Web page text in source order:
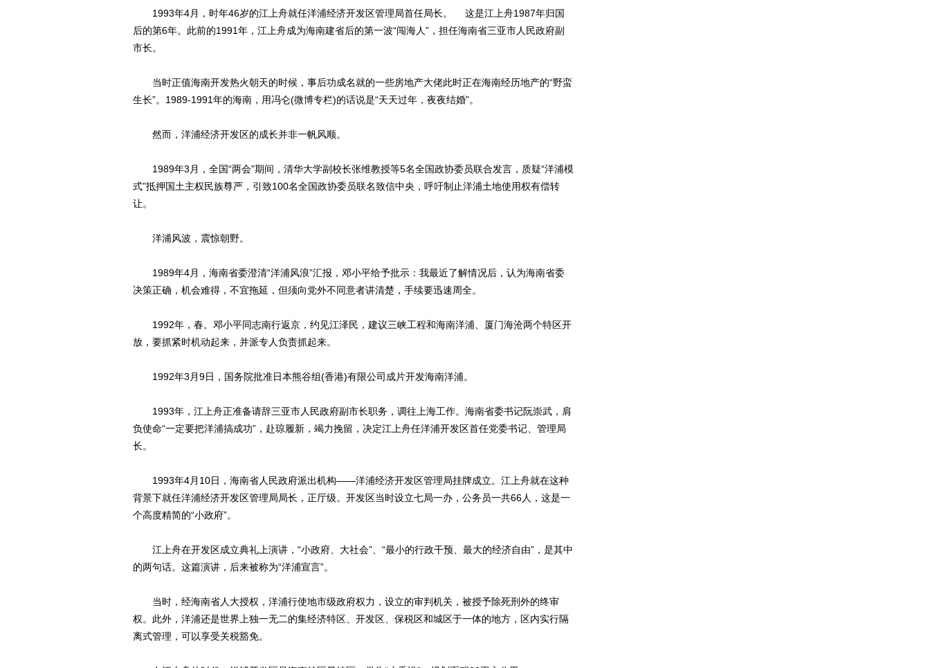
1993年4月，时年46岁的江上舟就任洋浦经济开发区管理局首任局长。 这是江上舟1987年归国
后的第6年。此前的1991年，江上舟成为海南建省后的第一波“闯海人”，担任海南省三亚市人民政府副
市长。
当时正值海南开发热火朝天的时候，事后功成名就的一些房地产大佬此时正在海南经历地产的“野蛮
生长”。1989-1991年的海南，用冯仑(微博专栏)的话说是“天天过年，夜夜结婚”。
然而，洋浦经济开发区的成长并非一帆风顺。
1989年3月，全国“两会”期间，清华大学副校长张维教授等5名全国政协委员联合发言，质疑“洋浦模
式”抵押国土主权民族尊严，引致100名全国政协委员联名致信中央，呼吁制止洋浦土地使用权有偿转
让。
洋浦风波，震惊朝野。
1989年4月，海南省委澄清“洋浦风浪”汇报，邓小平给予批示：我最近了解情况后，认为海南省委
决策正确，机会难得，不宜拖延，但须向党外不同意者讲清楚，手续要迅速周全。
1992年，春。邓小平同志南行返京，约见江泽民，建议三峡工程和海南洋浦、厦门海沧两个特区开
放，要抓紧时机动起来，并派专人负责抓起来。
1992年3月9日，国务院批准日本熊谷组(香港)有限公司成片开发海南洋浦。
1993年，江上舟正准备请辞三亚市人民政府副市长职务，调往上海工作。海南省委书记阮崇武，肩
负使命“一定要把洋浦搞成功”，赴琼履新，竭力挽留，决定江上舟任洋浦开发区首任党委书记、管理局
长。
1993年4月10日，海南省人民政府派出机构——洋浦经济开发区管理局挂牌成立。江上舟就在这种
背景下就任洋浦经济开发区管理局局长，正厅级。开发区当时设立七局一办，公务员一共66人，这是一
个高度精简的“小政府”。
江上舟在开发区成立典礼上演讲，“小政府、大社会”、“最小的行政干预、最大的经济自由”，是其中
的两句话。这篇演讲，后来被称为“洋浦宣言”。
当时，经海南省人大授权，洋浦行使地市级政府权力，设立的审判机关，被授予除死刑外的终审
权。此外，洋浦还是世界上独一无二的集经济特区、开发区、保税区和城区于一体的地方，区内实行隔
离式管理，可以享受关税豁免。